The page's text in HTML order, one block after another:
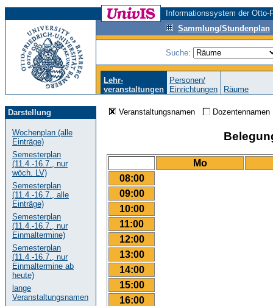
Informationssystem der
Sammlung/Stundenplan
Suche:
Lehr-
veranstaltungen
Personen/
Einrichtungen
Räume
Darstellung
Wochenplan (alle
Einträge)
Semesterplan
(11.4.-16.7., nur
wöch. LV)
Semesterplan
(11.4.-16.7., alle
Einträge)
Semesterplan
(11.4.-16.7., nur
Einmaltermine)
Semesterplan
(11.4.-16.7., nur
Einmaltermine ab
heute)
lange
Veranstaltungsnamen
Veranstaltungsnamen
Mo
08:00
09:00
10:00
11:00
12:00
13:00
14:00
15:00
16:00